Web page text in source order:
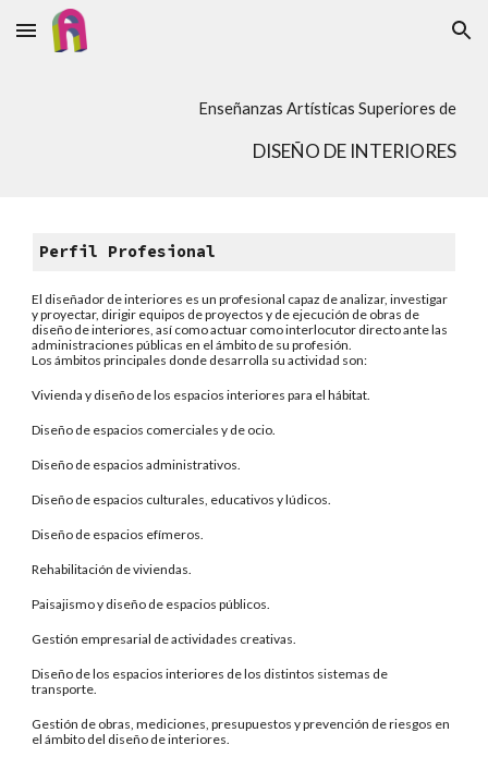
Skip to main content Skip to navigation
Enseñanzas Artísticas Superiores de
DISEÑO DE INTERIORES
Perfil Profesional
El diseñador de interiores es un profesional capaz de analizar, investigar
y proyectar, dirigir equipos de proyectos y de ejecución de obras de
diseño de interiores, así como actuar como interlocutor directo ante las
administraciones públicas en el ámbito de su profesión.
Los ámbitos principales donde desarrolla su actividad son:
Vivienda y diseño de los espacios interiores para el hábitat.
Diseño de espacios comerciales y de ocio.
Diseño de espacios administrativos.
Diseño de espacios culturales, educativos y lúdicos.
Diseño de espacios efímeros.
Rehabilitación de viviendas.
Paisajismo y diseño de espacios públicos.
Gestión empresarial de actividades creativas.
Diseño de los espacios interiores de los distintos sistemas de
transporte.
Gestión de obras, mediciones, presupuestos y prevención de riesgos en
el ámbito del diseño de interiores.